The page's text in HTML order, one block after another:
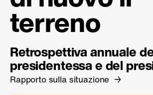
terreno
Retrospettiva annuale
presidentessa e del
Rapporto sulla situazione